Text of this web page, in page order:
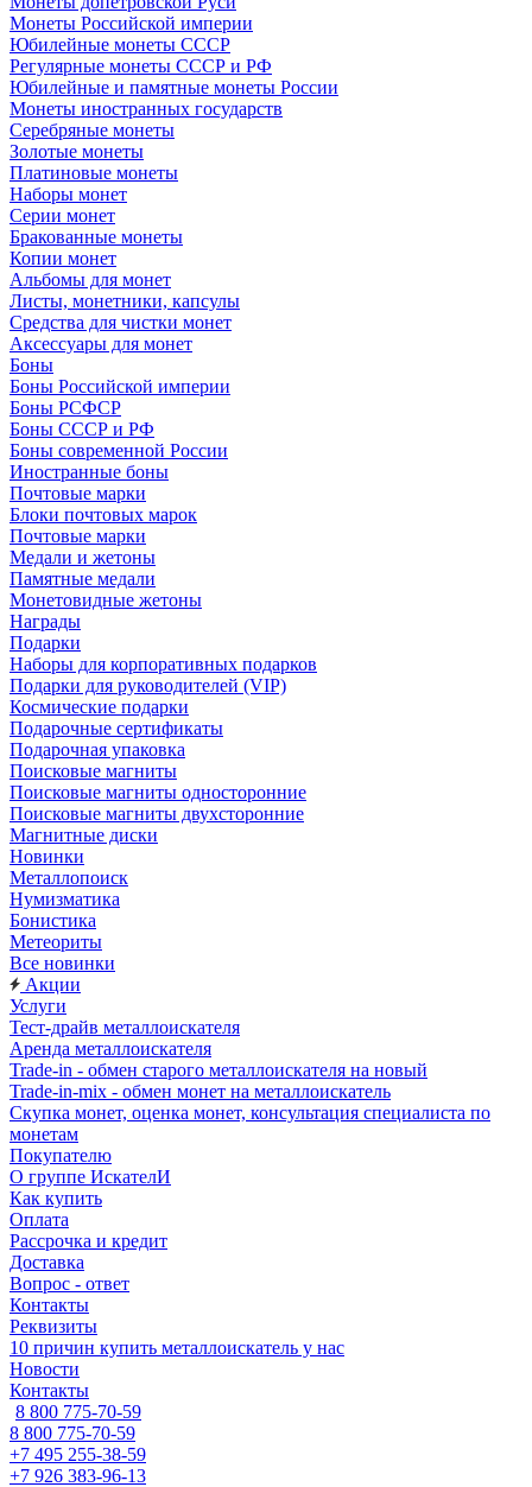
Монеты Российской империи
Юбилейные монеты СССР
Регулярные монеты СССР и РФ
Юбилейные и памятные монеты России
Монеты иностранных государств
Серебряные монеты
Золотые монеты
Платиновые монеты
Наборы монет
Серии монет
Бракованные монеты
Копии монет
Альбомы для монет
Листы, монетники, капсулы
Средства для чистки монет
Аксессуары для монет
Боны
Боны Российской империи
Боны РСФСР
Боны СССР и РФ
Боны современной России
Иностранные боны
Почтовые марки
Блоки почтовых марок
Почтовые марки
Медали и жетоны
Памятные медали
Монетовидные жетоны
Награды
Подарки
Наборы для корпоративных подарков
Подарки для руководителей (VIP)
Космические подарки
Подарочные сертификаты
Подарочная упаковка
Поисковые магниты
Поисковые магниты односторонние
Поисковые магниты двухсторонние
Магнитные диски
Новинки
Металлопоиск
Нумизматика
Бонистика
Метеориты
Все новинки
Акции
Услуги
Тест-драйв металлоискателя
Аренда металлоискателя
Trade-in - обмен старого металлоискателя на новый
Trade-in-mix - обмен монет на металлоискатель
Скупка монет, оценка монет, консультация специалиста по
монетам
Покупателю
О группе ИскателИ
Как купить
Оплата
Рассрочка и кредит
Доставка
Вопрос - ответ
Контакты
Реквизиты
10 причин купить металлоискатель у нас
Новости
Контакты
8 800 775-70-59
8 800 775-70-59
+7 495 255-38-59
+7 926 383-96-13